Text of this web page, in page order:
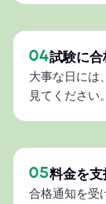
04試験に合
大事な日には
見てください。
05料金を支
合格通知を受